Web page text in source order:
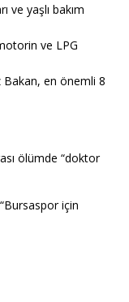
ve yaşlı bakım
ve LPG
Bakan, en önemli 8
ölümde “doktor
için